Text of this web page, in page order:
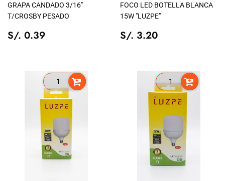
GRAPA CANDADO 3/16"
T/CROSBY PESADO
PRECIO
TIENDA
S/. 0.39
FOCO LED BOTELLA BLANCA
15W "LUZPE"
PRECIO
TIENDA
S/. 3.20